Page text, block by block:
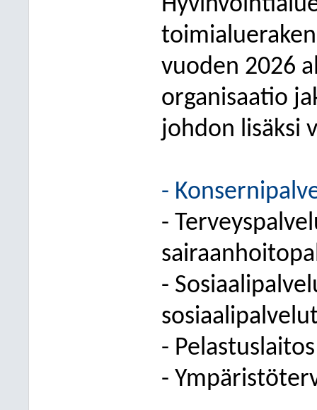
vuoden 2026
organisaatio
johdon lisäksi
-
-
-
-
-